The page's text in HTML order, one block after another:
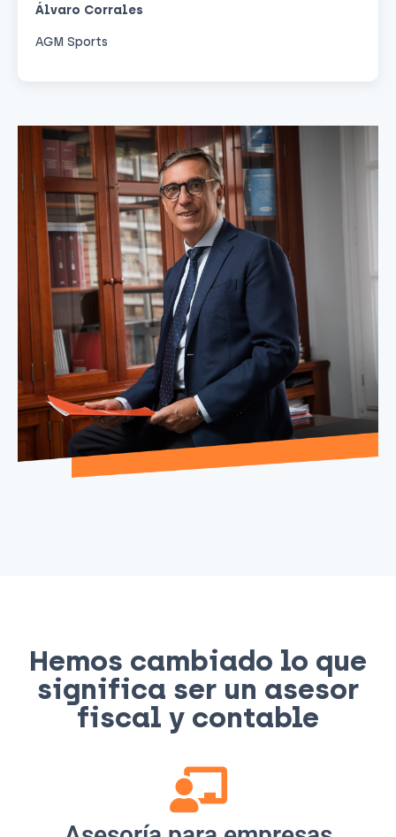
Álvaro Corrales
AGM Sports
Hemos cambiado lo que
significa ser un asesor
fiscal y contable​